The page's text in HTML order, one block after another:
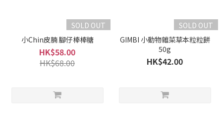
SOLD OUT
小Chin皮腩 腳仔棒棒糖
HK$58.00
HK$68.00
SOLD OUT
GIMBI 小動物雜菜草本粒粒餅
50g
HK$42.00